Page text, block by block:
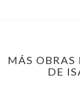
MÁS OBRAS
DE